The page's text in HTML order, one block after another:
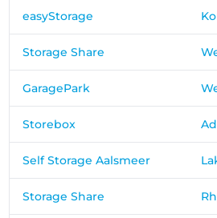
easyStorage
Storage Share
GaragePark
Storebox
Self Storage Aalsmeer
Storage Share